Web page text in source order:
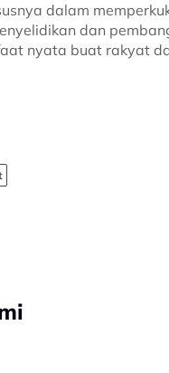
dalam
dan
nyata buat rakyat